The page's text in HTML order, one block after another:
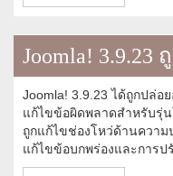
Joomla! 3.9.23
Joomla! 3.9.23 ได้ถูกปล่
แก้ไขข้อผิดพลาดสำหรับรุ่น
ถูกแก้ไขช่องโหว่ด้านความ
แก้ไขข้อบกพร่องและการป